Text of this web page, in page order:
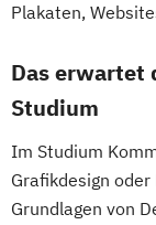
Plakaten,
Das erwartet
Studium
Im Studium
Grafikdesign
Grundlagen von